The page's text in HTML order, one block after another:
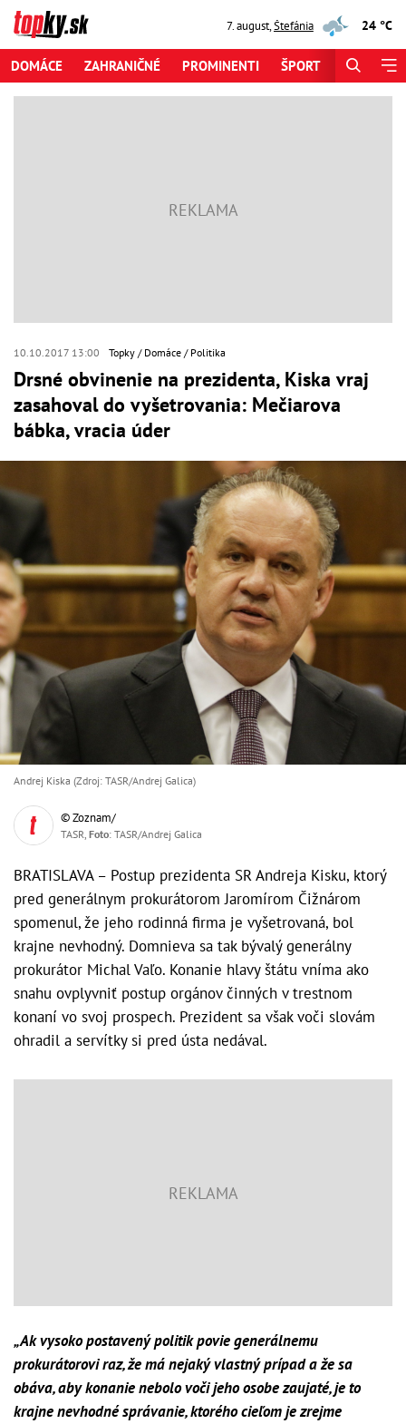
7. august,Štefánia 24 °C
DOMÁCE ZAHRANIČNÉ PROMINENTI ŠPORT
10.10.2017 13:00 Topky Domáce Politika
Drsné obvinenie na prezidenta, Kiska vraj
zasahoval do vyšetrovania: Mečiarova
bábka, vracia úder
Andrej Kiska (Zdroj: TASR/Andrej Galica)
© Zoznam/
TASR, Foto: TASR/Andrej Galica
BRATISLAVA – Postup prezidenta SR Andreja Kisku, ktorý
pred generálnym prokurátorom Jaromírom Čižnárom
spomenul, že jeho rodinná firma je vyšetrovaná, bol
krajne nevhodný. Domnieva sa tak bývalý generálny
prokurátor Michal Vaľo. Konanie hlavy štátu vníma ako
snahu ovplyvniť postup orgánov činných v trestnom
konaní vo svoj prospech. Prezident sa však voči slovám
ohradil a servítky si pred ústa nedával.
„Ak vysoko postavený politik povie generálnemu
prokurátorovi raz, že má nejaký vlastný prípad a že sa
obáva, aby konanie nebolo voči jeho osobe zaujaté, je to
krajne nevhodné správanie, ktorého cieľom je zrejme